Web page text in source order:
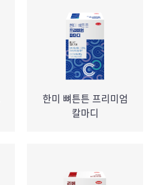
한미 뼈튼튼 프리미엄
칼마디